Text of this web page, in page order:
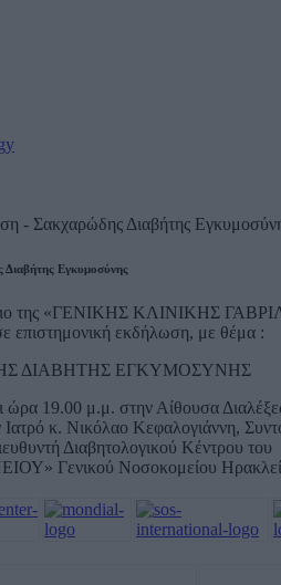
- Σακχαρώδης Διαβήτης
Εγκυμοσύνης
της «ΓΕΝΙΚΗΣ ΚΛΙΝΙΚΗΣ
επιστημονική εκδήλωση, με θέμα :
ΔΙΑΒΗΤΗΣ ΕΓΚΥΜΟΣΥΝΗΣ
ώρα 19.00 μ.μ. στην Αίθουσα
κ. Νικόλαο Κεφαλογιάννη,
Διαβητολογικού Κέντρου του
Γενικού Νοσοκομείου